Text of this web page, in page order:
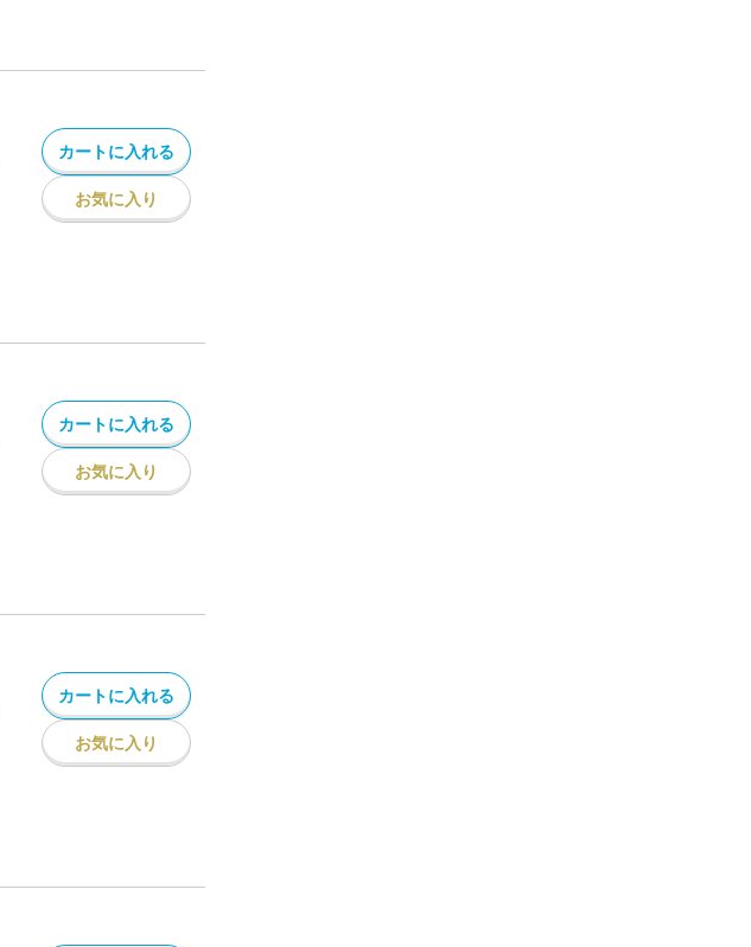
カートに入れる
お気に入り
カートに入れる
お気に入り
カートに入れる
お気に入り